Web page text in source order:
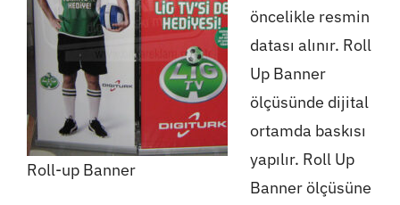
Roll-up Banner
öncelikle resmin
datası alınır. Roll
Up Banner
ölçüsünde dijital
ortamda baskısı
yapılır. Roll Up
Banner ölçüsüne